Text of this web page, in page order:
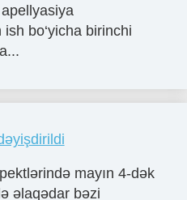
apellyasiya
bo‘yicha birinchi
mayın 4-dək
əlaqədar bəzi